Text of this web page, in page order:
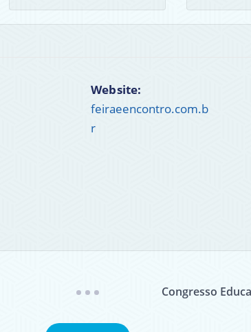
Website:
feiraeencontro.com.b
r
Congresso